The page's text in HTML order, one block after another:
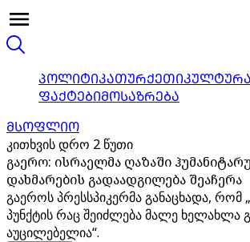
ᲞᲝᲚᲘᲢᲘᲙᲐᲗᲣᲠᲥᲔᲗᲘᲙᲣᲚᲢᲣᲠᲐ
ᲤᲐᲥᲢᲔᲑᲘᲛᲝᲡᲐᲖᲠᲔᲑᲐ
ᲛᲡᲝᲤᲚᲘᲝ
კითხვის დრო 2 წუთი
გაერო: ისრაელმა ღაზაში
დახმარების გადაადგილება შეაჩერა
გაეროს პრესსპიკერმა განაცხადა, რომ
პუნქტის რაც შეიძლება მალე ხელახლა
აუცილებელია“.